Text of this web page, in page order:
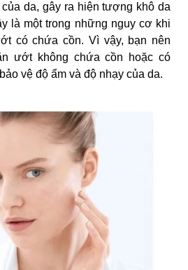
da, gây ra hiện tượng khô da
là một trong những nguy cơ khi
có chứa cồn. Vì vậy, bạn nên
ướt không chứa cồn hoặc có
vệ độ ẩm và độ nhạy của da.